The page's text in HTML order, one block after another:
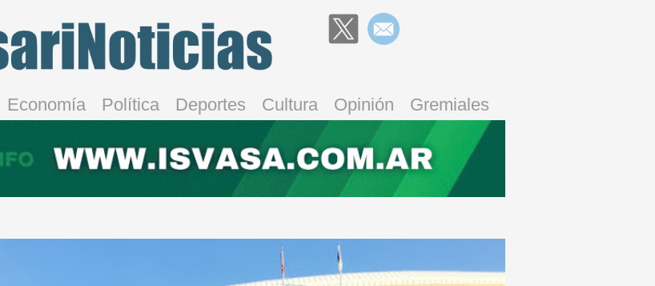
Economía Política Deportes Cultura Opinión Gremiales